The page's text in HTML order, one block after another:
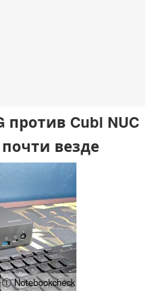
против Cubi NUC
везде
ⓘ Notebookcheck